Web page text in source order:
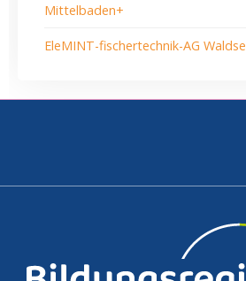
Mittelbaden+
EleMINT-fischertechnik-AG